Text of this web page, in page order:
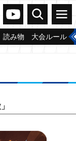
ヴァンガードch
検索 メニュー
読み物 大会ルール